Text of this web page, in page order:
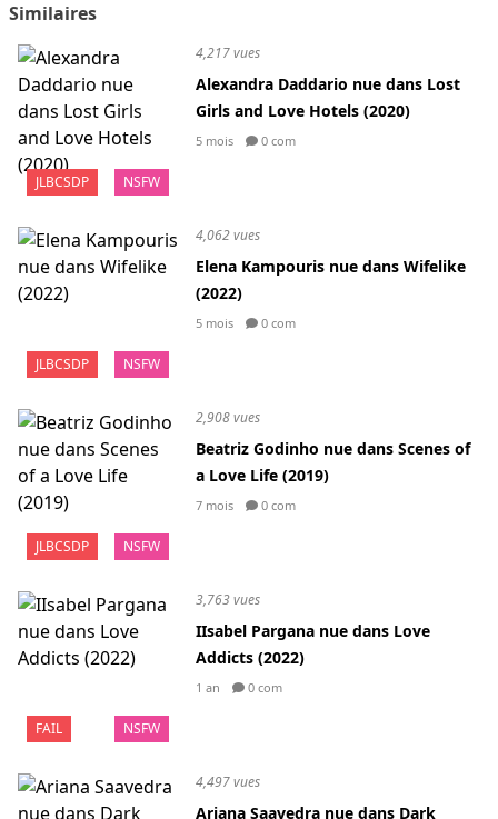
Similaires
JLBCSDP NSFW
4,217 vues
Alexandra Daddario nue dans Lost
Girls and Love Hotels (2020)
5 mois 0 com
JLBCSDP NSFW
4,062 vues
Elena Kampouris nue dans Wifelike
(2022)
5 mois 0 com
JLBCSDP NSFW
2,908 vues
Beatriz Godinho nue dans Scenes of
a Love Life (2019)
7 mois 0 com
FAIL NSFW
3,763 vues
IIsabel Pargana nue dans Love
Addicts (2022)
1 an 0 com
4,497 vues
Ariana Saavedra nue dans Dark